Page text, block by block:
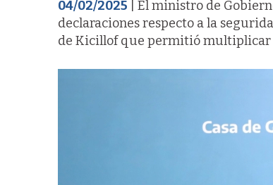
04/02/2025 | El ministro de
declaraciones respecto a la
de Kicillof que permitió multiplicar